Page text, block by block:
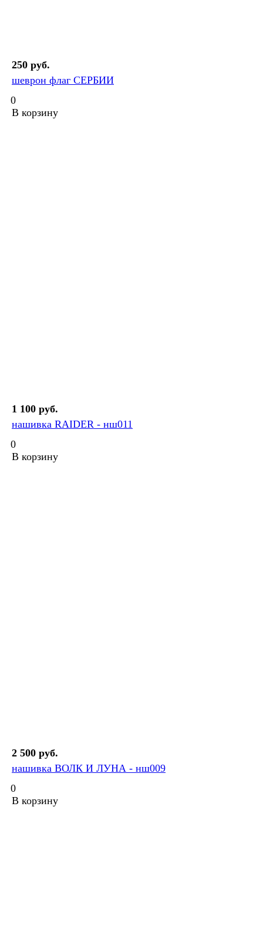
250 руб.
шеврон флаг СЕРБИИ
0
В корзину
1 100 руб.
нашивка RAIDER - нш011
0
В корзину
2 500 руб.
нашивка ВОЛК И ЛУНА - нш009
0
В корзину